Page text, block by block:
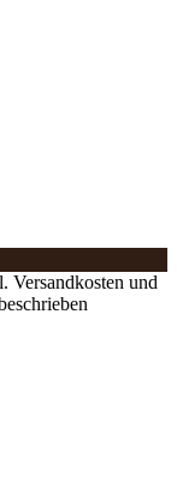
Versandkosten und